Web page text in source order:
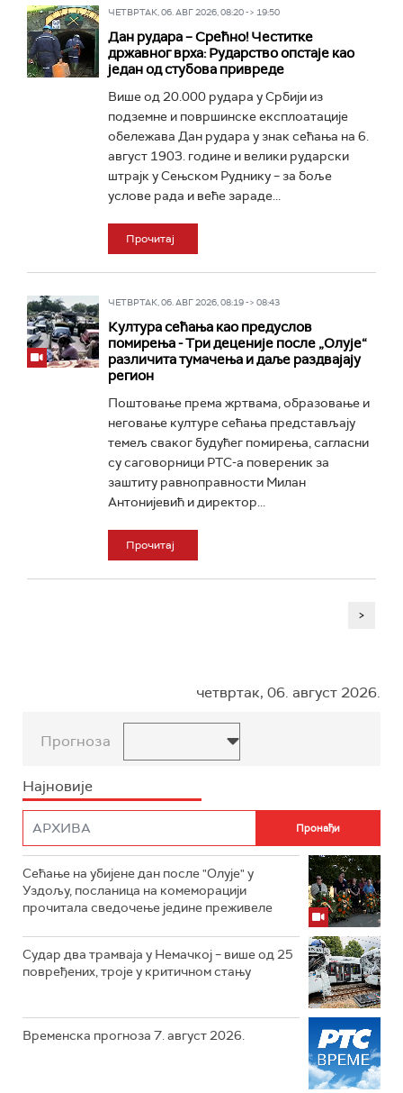
ЧЕТВРТАК, 06. АВГ 2026, 08:20 -> 19:50
Дан рудара – Срећно! Честитке
државног врха: Рударство опстаје као
један од стубова привреде
Више од 20.000 рудара у Србији из
подземне и површинске експлоатације
обележава Дан рудара у знак сећања на 6.
август 1903. године и велики рударски
штрајк у Сењском Руднику – за боље
услове рада и веће зараде...
Прочитај
ЧЕТВРТАК, 06. АВГ 2026, 08:19 -> 08:43
Култура сећања као предуслов
помирења ­- Три деценије после „Олује“
различита тумачења и даље раздвајају
регион
Поштовање према жртвама, образовање и
неговање културе сећања представљају
темељ сваког будућег помирења, сагласни
су саговорници РТС-а повереник за
заштиту равноправности Милан
Антонијевић и директор...
Прочитај
>
четвртак, 06. август 2026.
Прогноза
Најновије
Сећање на убијене дан после "Олује" у
Уздољу, посланица на комеморацији
прочитала сведочење једине преживеле
Судар два трамваја у Немачкој – више од 25
повређених, троје у критичном стању
Временска прогноза 7. август 2026.